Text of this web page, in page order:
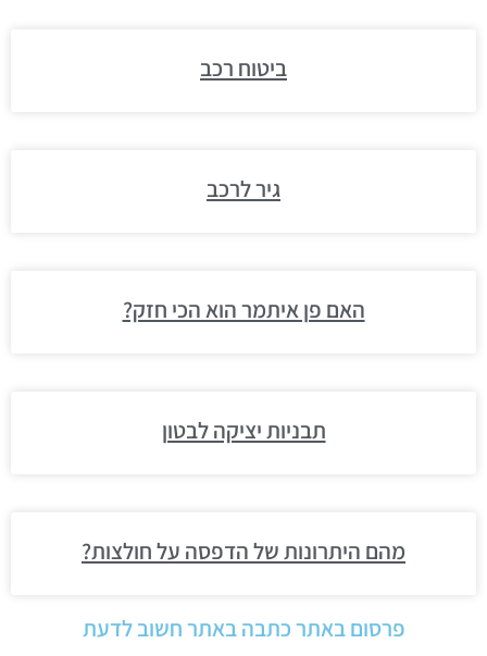
ביטוח רכב
גיר לרכב
האם פן איתמר הוא הכי חזק?
תבניות יציקה לבטון
מהם היתרונות של הדפסה על חולצות?
פרסום באתר כתבה באתר חשוב לדעת